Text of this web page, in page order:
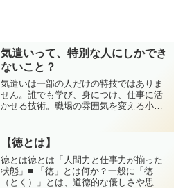
気遣いって、特別な人にしかでき
ないこと？
気遣いは一部の人だけの特技ではありま
せん。誰でも学び、身につけ、仕事に活
かせる技術。職場の雰囲気を変える小さ
【徳とは】
徳とは徳とは「人間力と仕事力が揃った
状態」■ 「徳」とは何か？一般に「徳
（とく）」とは、道徳的な優しさや思い